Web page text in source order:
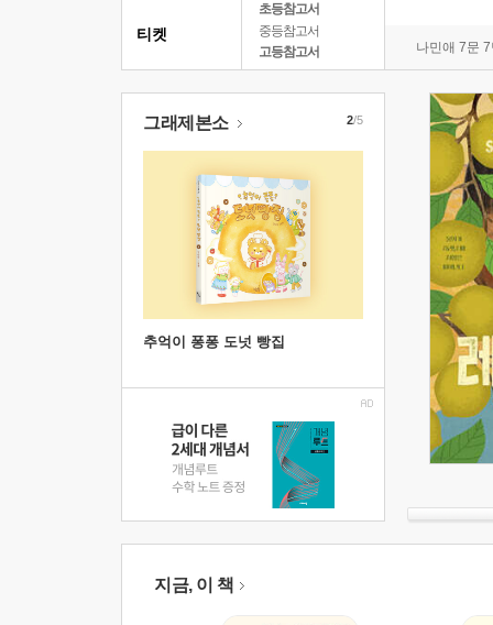
초등참고서
중등참고서
고등참고서
나민애 7문
티켓
그래제본소
추억이 퐁퐁 도넛 빵집
2/5
지금, 이 책